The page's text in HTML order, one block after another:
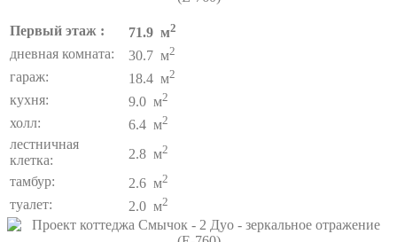
Первый этаж : 71.9 м2
дневная комната: 30.7 м2
гараж: 18.4 м2
кухня: 9.0 м2
холл: 6.4 м2
лестничная
клетка:
2.8 м2
тамбур: 2.6 м2
туалет: 2.0 м2